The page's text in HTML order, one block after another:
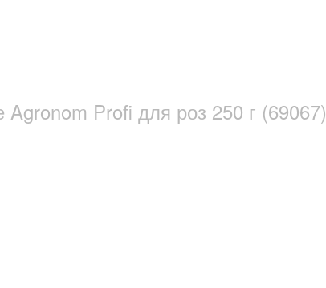
Profi для роз 250 г (69067)